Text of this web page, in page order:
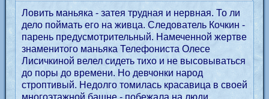
Ловить маньяка - затея трудная и нервная. То ли
дело поймать его на живца. Следователь Кочкин -
парень предусмотрительный. Намеченной жертве
знаменитого маньяка Телефониста Олесе
Лисичкиной велел сидеть тихо и не высовываться
до поры до времени. Но девчонки народ
строптивый. Недолго томилась красавица в своей
многоэтажной башне - побежала на люди,